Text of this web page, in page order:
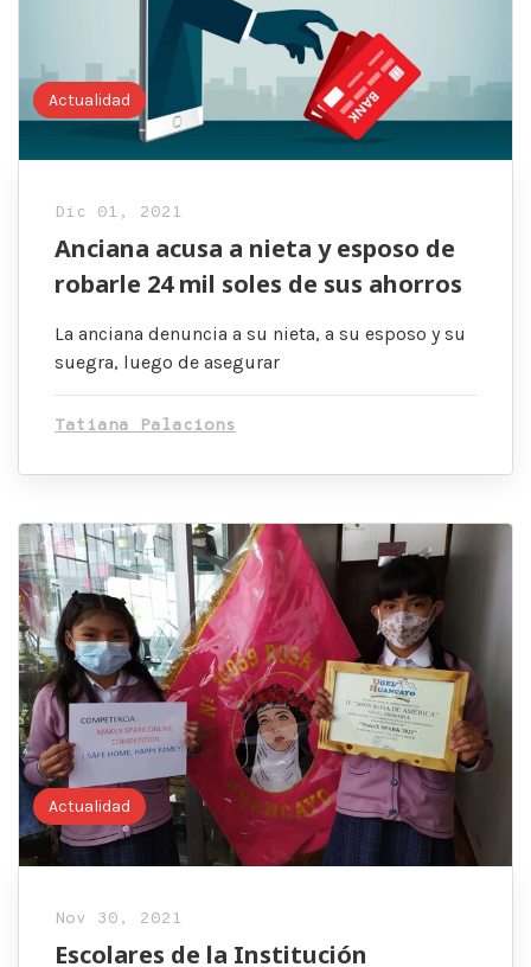
Actualidad
Dic 01, 2021
Anciana acusa a nieta y esposo de
robarle 24 mil soles de sus ahorros
La anciana denuncia a su nieta, a su esposo y su
suegra, luego de asegurar
Tatiana Palacions
Actualidad
Nov 30, 2021
Escolares de la Institución